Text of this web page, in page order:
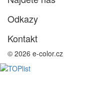
Odkazy
Kontakt
© 2026 e-color.cz